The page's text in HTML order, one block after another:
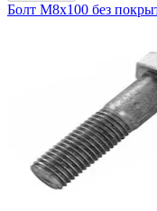
Болт М8х100 без